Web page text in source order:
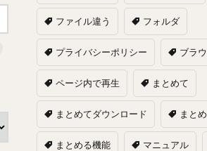
ファイル違う フォルダ
プライバシーポリシー ブラ
ページ内で再生 まとめて
まとめてダウンロード まと
まとめる機能 マニュアル